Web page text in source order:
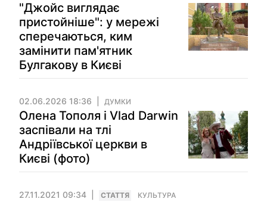
"Джойс виглядає
пристойніше": у мережі
сперечаються, ким
замінити пам'ятник
Булгакову в Києві
02.06.2026 18:36 ДУМКИ
Олена Тополя і Vlad Darwin
заспівали на тлі
Андріївської церкви в
Києві (фото)
27.11.2021 09:34 СТАТТЯ КУЛЬТУРА